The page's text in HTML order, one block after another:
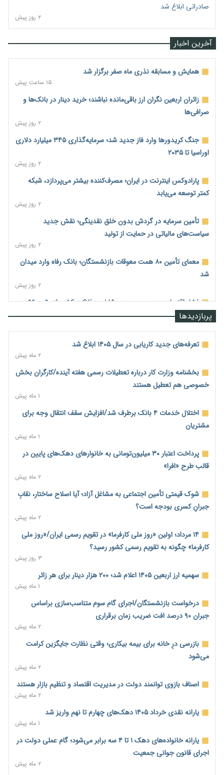
صادراتی ابلاغ شد
۲ روز پیش
آخرین اخبار
همایش و مسابقه نذری ماه صفر برگزار شد
۱۵ ساعت پیش
زائران اربعین نگران ارز باقی‌مانده نباشند؛ خرید دینار در بانک‌ها و
صرافی‌ها
۲ روز پیش
جنگ کریدورها وارد فاز جدید شد؛ سرمایه‌گذاری ۳۴۵ میلیارد دلاری
اوراسیا تا ۲۰۳۵
۲ روز پیش
پارادوکس اینترنت در ایران؛ مصرف‌کننده بیشتر می‌پردازد، شبکه
کمتر توسعه می‌یابد
۲ روز پیش
تأمین سرمایه در گردش بدون خلق نقدینگی؛ نقش جدید
سیاست‌های مالیاتی در حمایت از تولید
۲ روز پیش
معمای تأمین ۸۰ همت معوقات بازنشستگان؛ بانک رفاه وارد میدان
شد
۲ روز پیش
فشار اقتصادی در مسیر صعود؛ شاخص فلاکت کشور از ۹۰ به ۹۶
درصد رسید
رشد ۷۵ هزار میلیاردی بازار خرید اعتباری؛ فین‌تک‌ها وارد میدان
احتمال اختلال ۲۴ ساعته در سامانه‌های تأمین اجتماعی
۲ روز پیش
آغاز اجرای پایلوت «ردا کارت» برای دانشجویان تحصیلات تکمیلی
محدودیت تازه برای شبکه بانکی؛ افزایش سپرده قانونی با هدف
کنترل تورم
ترمز تولید خودرو کشیده شد؛ افت ۲۵ درصدی تیراژ ایران‌خودرو،
سایپا و پارس‌خودرو
۲ روز پیش
نماینده مجلس: توسعه مرزهای زمینی به راهبرد تأمین کالاهای
خانه کارگر قزوین: شکاف دستمزد و هزینه معیشت هر روز عمیق‌تر
می‌شود
رئیس سازمان امور مالیاتی: بلاگرهای پردرآمد مشمول پرداخت
مالیات هستند
پیش‌بینی افزایش تولید برنج؛ نیاز وارداتی کشور به ۵۰۰ هزار تن
کاهش می‌یابد
۲ روز پیش
اختیارات جدید گمرکات برای تمدید ورود موقت کالا و خودرو تا
پربازدیدها
تعرفه‌های جدید کاریابی در سال ۱۴۰۵ ابلاغ شد
۲ ماه پیش
بخشنامه وزارت کار درباره تعطیلات رسمی هفته آینده/کارگران بخش
خصوصی هم تعطیل هستند
۱ ماه پیش
اختلال خدمات ۴ بانک برطرف شد/افزایش سقف انتقال وجه برای
مشتریان
۱ ماه پیش
پرداخت اعتبار ۳۰ میلیون‌تومانی به خانوارهای دهک‌های پایین در
قالب طرح «افرا»
۲ ماه پیش
شوک قیمتی تأمین اجتماعی به مشاغل آزاد؛ آیا اصلاح ساختار، نقابِ
جبرانِ کسری بودجه است؟
۲ ماه پیش
۱۴ مرداد؛ اولین «روز ملی کارفرما» در تقویم رسمی ایران/«روز ملی
کارفرما» چگونه به تقویم رسمی کشور رسید؟
۳ روز پیش
سهمیه ارز اربعین ۱۴۰۵ اعلام شد؛ ۲۰۰ هزار دینار برای هر زائر
۱ ماه پیش
درخواست بازنشستگان/اجرای گام سوم متناسب‌سازی براساس
جبران ۹۰ درصد افت ضریب زمان برقراری
۲ ماه پیش
بازرسی درِ خانه برای بیمه بیکاری؛ وقتی نظارت جایگزین کرامت
می‌شود
۲ ماه پیش
اصناف بازوی توانمند دولت در مدیریت اقتصاد و تنظیم بازار هستند
۲ ماه پیش
یارانه نقدی خرداد ۱۴۰۵ دهک‌های چهارم تا نهم واریز شد
۱ ماه پیش
یارانه خانواده‌های دهک ۱ تا ۴ سه برابر می‌شود؛ گام عملی دولت در
اجرای قانون جوانی جمعیت
۲ ماه پیش